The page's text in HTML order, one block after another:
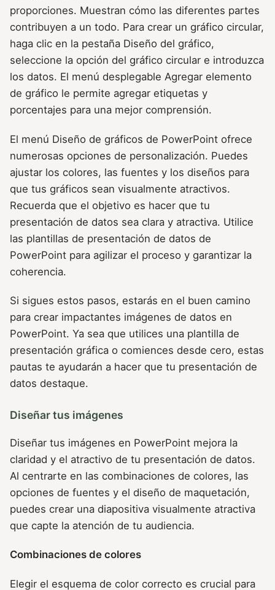
proporciones. Muestran cómo las diferentes partes
contribuyen a un todo. Para crear un gráfico circular,
haga clic en la pestaña Diseño del gráfico,
seleccione la opción del gráfico circular e introduzca
los datos. El menú desplegable Agregar elemento
de gráfico le permite agregar etiquetas y
porcentajes para una mejor comprensión.
El menú Diseño de gráficos de PowerPoint ofrece
numerosas opciones de personalización. Puedes
ajustar los colores, las fuentes y los diseños para
que tus gráficos sean visualmente atractivos.
Recuerda que el objetivo es hacer que tu
presentación de datos sea clara y atractiva. Utilice
las plantillas de presentación de datos de
PowerPoint para agilizar el proceso y garantizar la
coherencia.
Si sigues estos pasos, estarás en el buen camino
para crear impactantes imágenes de datos en
PowerPoint. Ya sea que utilices una plantilla de
presentación gráfica o comiences desde cero, estas
pautas te ayudarán a hacer que tu presentación de
datos destaque.
Diseñar tus imágenes
Diseñar tus imágenes en PowerPoint mejora la
claridad y el atractivo de tu presentación de datos.
Al centrarte en las combinaciones de colores, las
opciones de fuentes y el diseño de maquetación,
puedes crear una diapositiva visualmente atractiva
que capte la atención de tu audiencia.
Combinaciones de colores
Elegir el esquema de color correcto es crucial para